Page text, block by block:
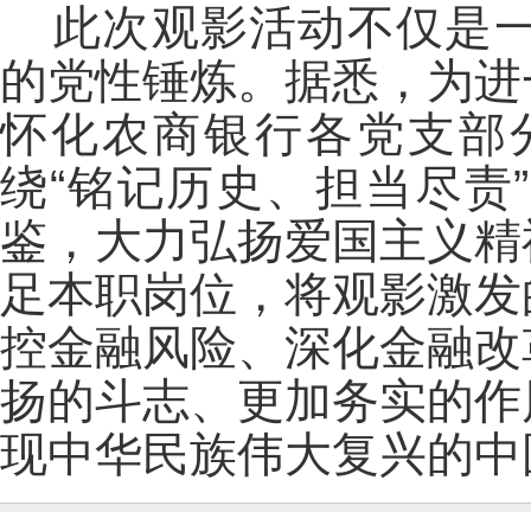
此次观影活动不仅是
的党性锤炼。据悉，为
怀化农商银行各党支部
绕“铭记历史、担当尽
鉴，大力弘扬爱国主义
足本职岗位，将观影激
控金融风险、深化金融
扬的斗志、更加务实的
现中华民族伟大复兴的